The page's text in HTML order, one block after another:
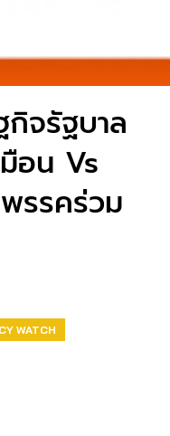
จรัฐบาล
อน Vs
รรคร่วม
WATCH